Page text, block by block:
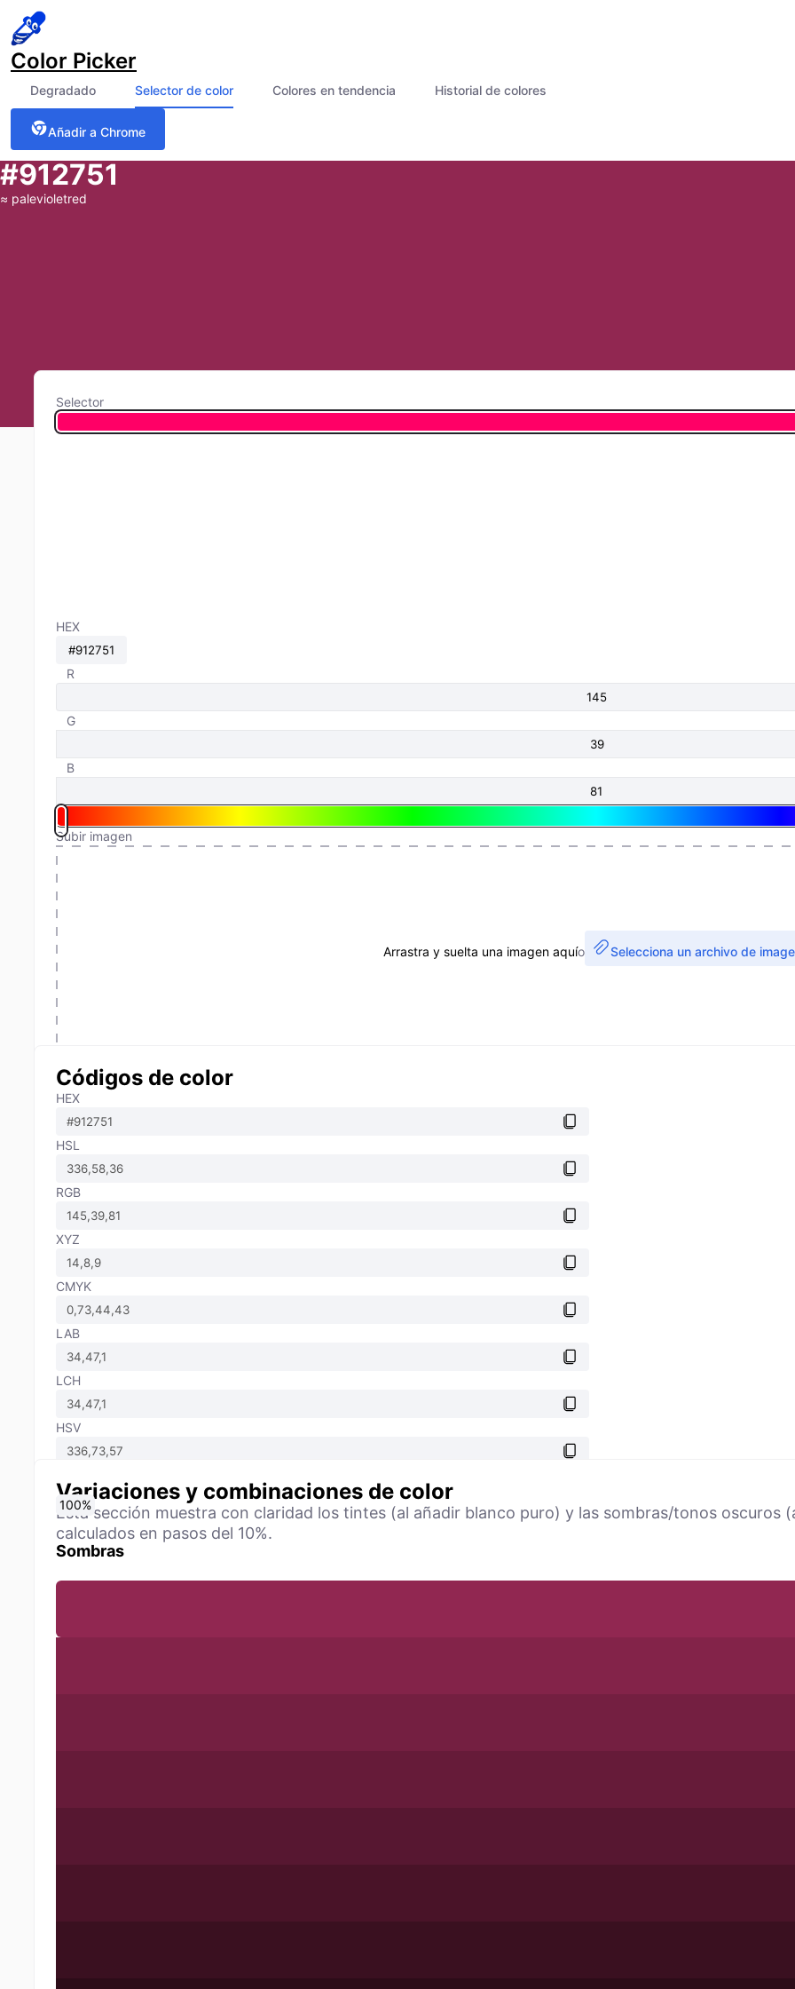
Color Picker
Degradado Selector de color Colores en tendencia Historial de colores
Añadir a Chrome
#912751
≈ palevioletred
Selector
HEX
R
G
B
Subir imagen
Arrastra y suelta una imagen aquío Selecciona un archivo de
Códigos de color
HEX
HSL
RGB
XYZ
CMYK
LAB
LCH
HSV
Variaciones y combinaciones de color
Esta sección muestra con claridad los tintes (al añadir blanco puro) y las sombras/tonos oscuros
calculados en pasos del 10%.
Sombras
0%
10%
20%
30%
40%
50%
60%
70%
80%
90%
100%